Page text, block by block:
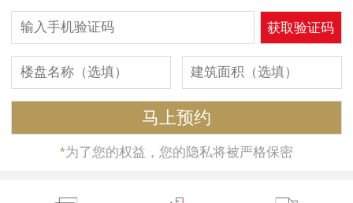
*为了您的权益，您的隐私将被严格保密